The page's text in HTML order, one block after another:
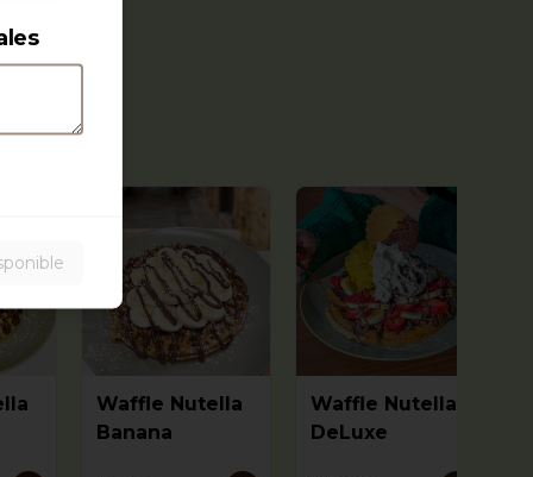
Waffle Nutella
Banana
Waffle Nutella
DeLuxe